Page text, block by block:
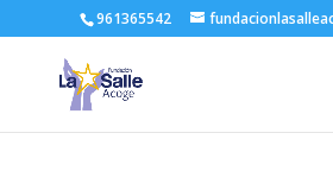
961365542